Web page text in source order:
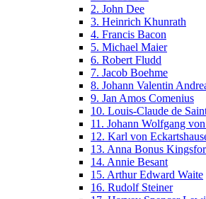
2. John Dee
3. Heinrich Khunrath
4. Francis Bacon
5. Michael Maier
6. Robert Fludd
7. Jacob Boehme
8. Johann Valentin
9. Jan Amos Comenius
10. Louis-Claude de
11. Johann Wolfgang
12. Karl von
13. Anna Bonus
14. Annie Besant
15. Arthur Edward Waite
16. Rudolf Steiner